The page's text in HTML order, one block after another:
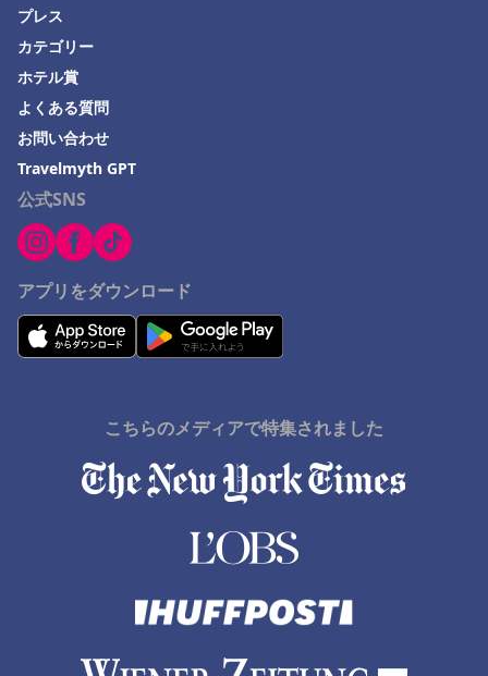
舞鶴市でのホテル
鈴鹿市でのホテル
与那国でのホテル
愛媛県でのホテル
湯沢町でのホテル
福知山市でのホテル
石巻市でのホテル
Monbetsuでのホテル
串本町でのホテル
公式SNS
アプリをダウンロード
プレス
カテゴリー
ホテル賞
よくある質問
お問い合わせ
Travelmyth GPT
こちらのメディアで特集されました